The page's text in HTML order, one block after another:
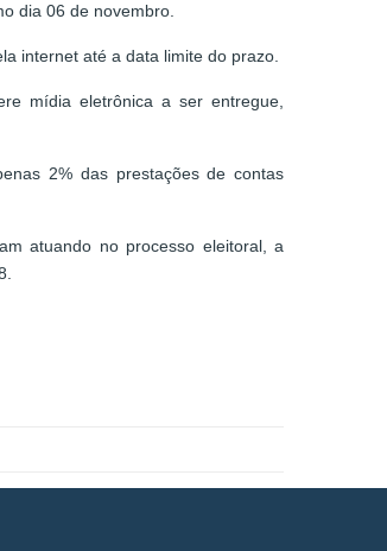
dia 06 de novembro.
internet até a data limite do prazo.
mídia eletrônica a ser entregue,
2% das prestações de contas
atuando no processo eleitoral, a